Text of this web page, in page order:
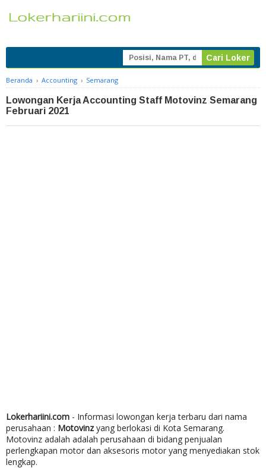
Beranda › Accounting › Semarang
Lowongan Kerja Accounting Staff Motovinz Semarang
Februari 2021
Lokerhariini.com - Informasi lowongan kerja terbaru dari nama
perusahaan : Motovinzyang berlokasi di Kota Semarang.
Motovinz adalah adalah perusahaan di bidang penjualan
perlengkapan motor dan aksesoris motor yang menyediakan stok
lengkap.